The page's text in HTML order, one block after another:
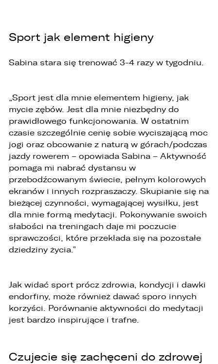
Sport jak element higieny
Sabina stara się trenować 3-4 razy w tygodniu.
„Sport jest dla mnie elementem higieny, jak
mycie zębów. Jest dla mnie niezbędny do
prawidłowego funkcjonowania. W ostatnim
czasie szczególnie cenię sobie wyciszającą moc
jogi oraz obcowanie z naturą w górach/podczas
jazdy rowerem – opowiada Sabina – Aktywność
pomaga mi nabrać dystansu w
przebodźcowanym świecie, pełnym kolorowych
ekranów i innych rozpraszaczy. Skupianie się na
bieżącej czynności, wymagającej wysiłku, jest
dla mnie formą medytacji. Pokonywanie swoich
słabości na treningach daje mi poczucie
sprawczości, które przekłada się na pozostałe
dziedziny życia.”
Jak widać sport prócz zdrowia, kondycji i dawki
endorfiny, może również dawać sporo innych
korzyści. Porównanie aktywności do medytacji
jest bardzo inspirujące i trafne.
Czujecie się zachęceni do zdrowej
cofnięcia wcześniej udzielonej przez Państwa
2. Posiadają Państwo prawo do żądania od
żądania zaprzestania przetwarzania i
przenoszenia danych, jak również prawo do
cofnięcia zgody w dowolnym momencie bez
wpływu na zgodność z prawem przetwarzania,
którego dokonano na podstawie zgody przed
jej cofnięciem
3. Mają Państwo prawo do wniesienia skargi do
Prezesa Urzędu Ochrony Danych Osobowych
(PUODO) w uzasadnionych przypadkach
stwierdzenia przetwarzania Państwa danych
niezgodnego z prawem.
4. Podanie danych osobowych jest
dobrowolne, jednakże Ich brak uniemożliwi
realizację powyższych celów oraz kontakt z
Państwem.
6. Administrator nie przekazuje danych
osobowych do państwa trzeciego lub
organizacji międzynarodowej.